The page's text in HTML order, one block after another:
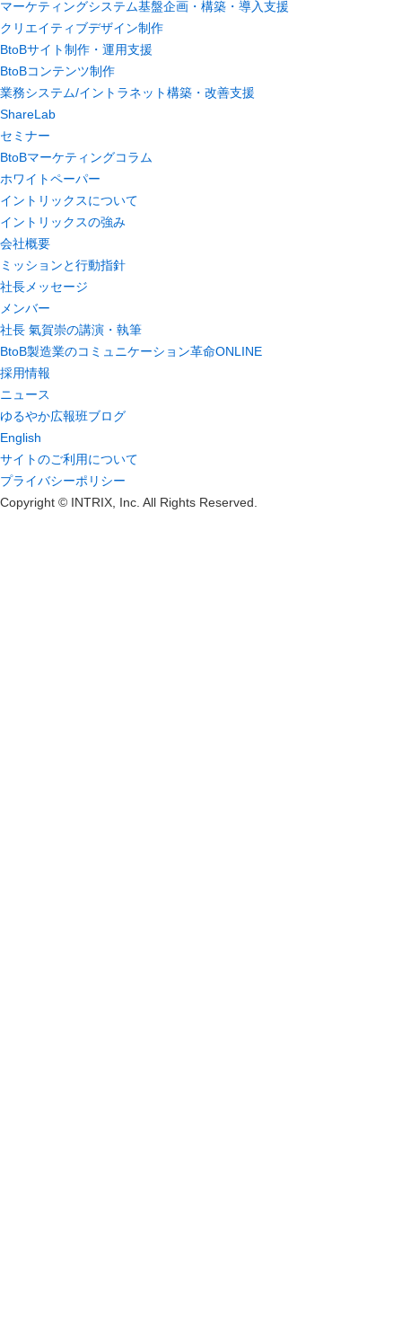
マーケティングシステム基盤企画・構築・導入支援
クリエイティブデザイン制作
BtoBサイト制作・運用支援
BtoBコンテンツ制作
業務システム/イントラネット構築・改善支援
ShareLab
セミナー
BtoBマーケティングコラム
ホワイトペーパー
イントリックスについて
イントリックスの強み
会社概要
ミッションと行動指針
社長メッセージ
メンバー
社長 氣賀崇の講演・執筆
BtoB製造業のコミュニケーション革命ONLINE
採用情報
ニュース
ゆるやか広報班ブログ
English
サイトのご利用について
プライバシーポリシー
Copyright © INTRIX, Inc. All Rights Reserved.